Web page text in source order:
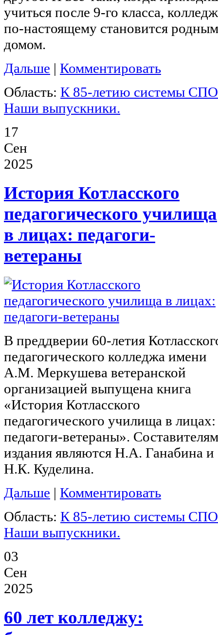
учиться после 9-го класса, колледж
по-настоящему становится родным
домом.
Дальше | Комментировать
Область: К 85-летию системы
Наши выпускники.
17
Сен
2025
История Котласского
педагогического училища
в лицах: педагоги-
ветераны
В преддверии 60-летия
педагогического колледжа имени
А.М. Меркушева ветеранской
организацией выпущена книга
«История Котласского
педагогического училища в лицах:
педагоги-ветераны».
издания являются Н.А. Ганабина и
Н.К. Куделина.
Дальше | Комментировать
Область: К 85-летию системы
Наши выпускники.
03
Сен
2025
60 лет колледжу: